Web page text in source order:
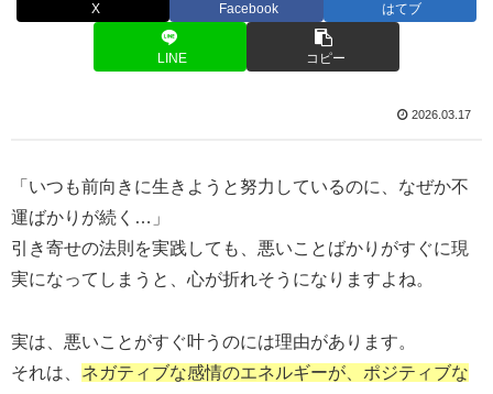
X Facebook はてブ
LINE コピー
2026.03.17
「いつも前向きに生きようと努力しているのに、なぜか不
運ばかりが続く…」
引き寄せの法則を実践しても、悪いことばかりがすぐに現
実になってしまうと、心が折れそうになりますよね。
実は、悪いことがすぐ叶うのには理由があります。
それは、 ネガティブな感情のエネルギーが、ポジティブな